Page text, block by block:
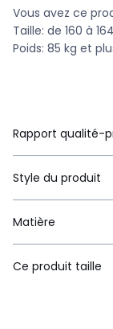
Vous avez ce
Taille: de 160 à
Poids: 85 kg et
Rapport qualité-
Style du produit
Matière
Ce produit taille